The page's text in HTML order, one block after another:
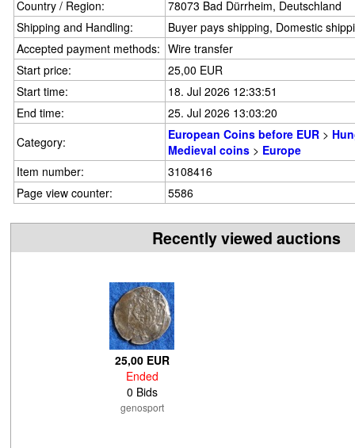
Country / Region:
78073 Bad Dürrheim, Deutschland
Shipping and Handling:
Buyer pays shipping, Domestic
Accepted payment methods: Wire transfer
Start price:
25,00 EUR
Start time:
18. Jul 2026 12:33:51
End time:
25. Jul 2026 13:03:20
Category:
European Coins before EUR >
Medieval coins > Europe
Item number:
3108416
Page view counter:
5586
Recently viewed auctions
25,00 EUR
Ended
0 Bids
genosport